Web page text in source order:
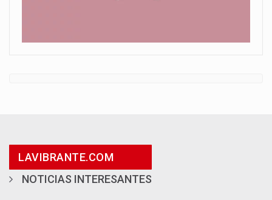
LAVIBRANTE.COM
NOTICIAS INTERESANTES